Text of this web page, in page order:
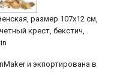
размер 107х12 см,
крест, бекстич,
и экпортирована в